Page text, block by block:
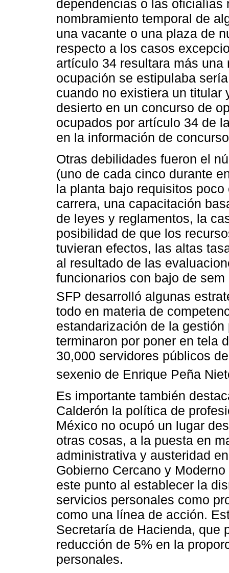
dependencias o las oficialías
nombramiento temporal de
una vacante o una plaza de
respecto a los casos
artículo 34 resultara más
ocupación se estipulaba
cuando no existiera un titular
desierto en un concurso de
ocupados por artículo 34 de
en la información de
Otras debilidades fueron el
(uno de cada cinco durante
la planta bajo requisitos
carrera, una capacitación
de leyes y reglamentos, la
posibilidad de que los
tuvieran efectos, las altas
al resultado de las
funcionarios con bajo de
SFP desarrolló algunas
todo en materia de
estandarización de la
terminaron por poner en tela
30,000 servidores públicos
sexenio de Enrique Peña
Es importante también
Calderón la política de
México no ocupó un lugar
otras cosas, a la puesta en
administrativa y austeridad
Gobierno Cercano y
este punto al establecer la
servicios personales como
como una línea de acción.
Secretaría de Hacienda, que
reducción de 5% en la
personales.